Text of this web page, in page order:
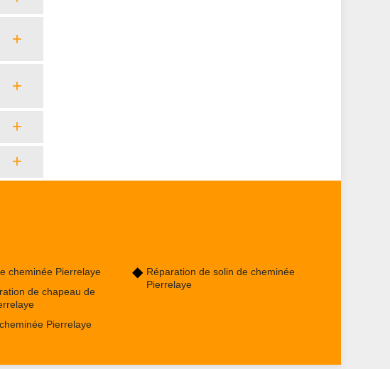
cheminée Pierrelaye
de chapeau de
Pierrelaye
Réparation de solin de cheminée
Pierrelaye